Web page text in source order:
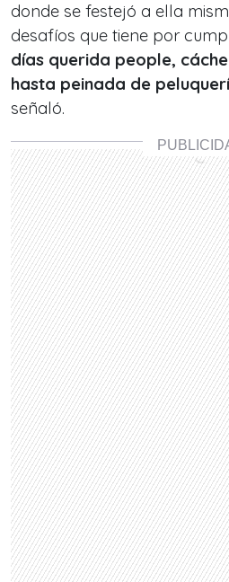
donde se festejó a ella
desafíos que tiene por
días querida people,
hasta peinada de
señaló.